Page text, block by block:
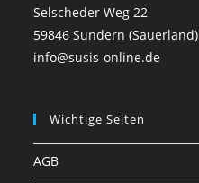
Selscheder Weg 22
59846 Sundern (Sauerland)
info@susis-online.de
Wichtige Seiten
AGB